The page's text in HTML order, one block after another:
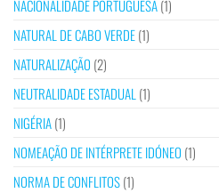
NACIONALIDADE PORTUGUESA(1)
NATURAL DE CABO VERDE(1)
NATURALIZAÇÃO (2)
NEUTRALIDADE ESTADUAL (1)
NIGÉRIA(1)
NOMEAÇÃO DE INTÉRPRETE IDÓNEO (1)
NORMA DE CONFLITOS(1)